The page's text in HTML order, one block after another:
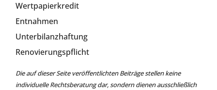
Wertpapierkredit
Entnahmen
Unterbilanzhaftung
Renovierungspflicht
Die auf dieser Seite veröffentlichten Beiträge stellen keine
individuelle Rechtsberatung dar, sondern dienen ausschließlich